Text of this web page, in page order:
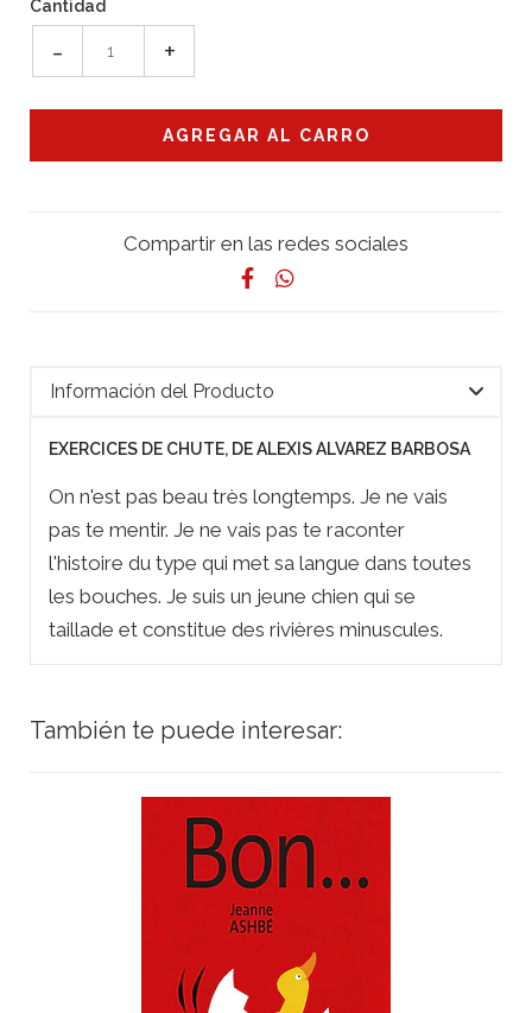
Cantidad
- +
Compartir en las redes sociales
Información del Producto
EXERCICES DE CHUTE, DE ALEXIS ALVAREZ BARBOSA
On n'est pas beau très longtemps. Je ne vais
pas te mentir. Je ne vais pas te raconter
l'histoire du type qui met sa langue dans toutes
les bouches. Je suis un jeune chien qui se
taillade et constitue des rivières minuscules.
También te puede interesar: